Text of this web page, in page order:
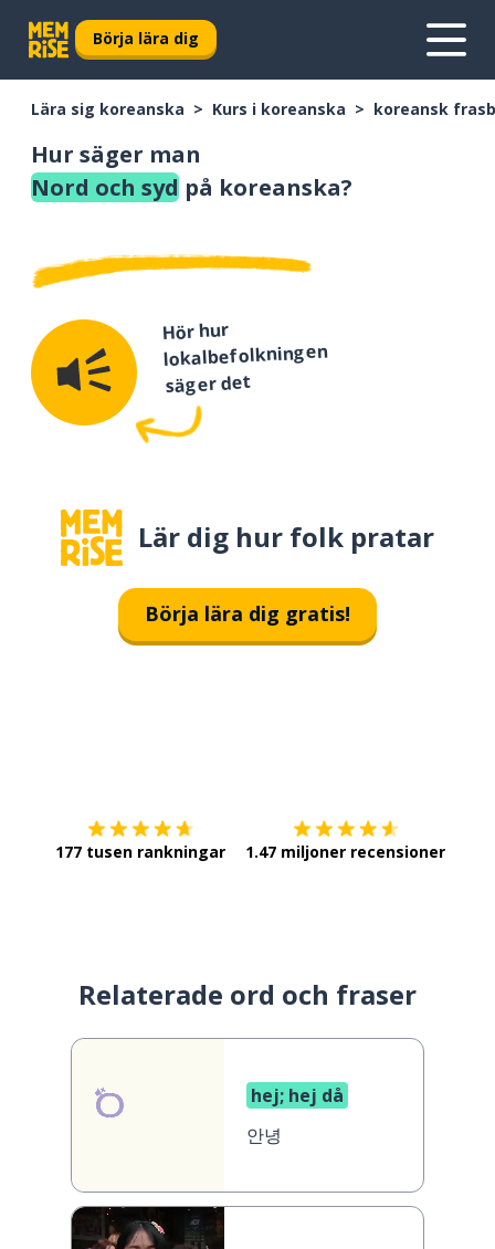
Börja lära dig
Lära sig koreanska Kurs i koreanska koreansk
Hur säger man
Nord och syd på koreanska?
Hör hur
lokalbefolkningen
säger det
Lär dig hur folk pratar
Börja lära dig gratis!
177 tusen rankningar 1.47 miljoner recensioner
Relaterade ord och fraser
hej; hej då
안녕